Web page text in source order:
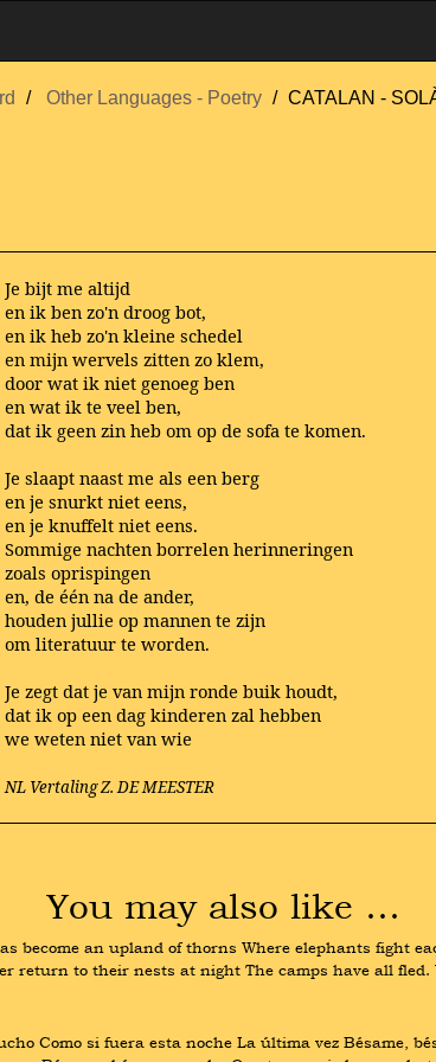
Other Languages - Poetry CATALAN -
Je bijt me altijd
en ik ben zo'n droog bot,
en ik heb zo'n kleine schedel
en mijn wervels zitten zo klem,
door wat ik niet genoeg ben
en wat ik te veel ben,
dat ik geen zin heb om op de sofa te komen.
Je slaapt naast me als een berg
en je snurkt niet eens,
en je knuffelt niet eens.
Sommige nachten borrelen herinneringen
zoals oprispingen
en, de één na de ander,
houden jullie op mannen te zijn
om literatuur te worden.
Je zegt dat je van mijn ronde buik houdt,
dat ik op een dag kinderen zal hebben
we weten niet van wie
NL Vertaling Z. DE MEESTER
You may also like …
become an upland of thorns Where elephants fight
return to their nests at night The camps have all
Como si fuera esta noche La última vez Bésame,